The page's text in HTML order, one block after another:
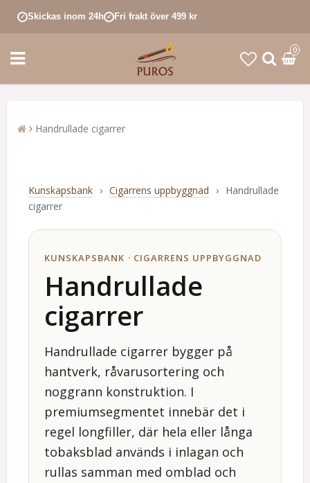
✓ Skickas inom 24h ✓ Fri frakt över 499 kr
0
Handrullade cigarrer
Kunskapsbank › Cigarrens uppbyggnad › Handrullade
cigarrer
KUNSKAPSBANK · CIGARRENS UPPBYGGNAD
Handrullade
cigarrer
Handrullade cigarrer bygger på
hantverk, råvarusortering och
noggrann konstruktion. I
premiumsegmentet innebär det i
regel longfiller, där hela eller långa
tobaksblad används i inlagan och
rullas samman med omblad och